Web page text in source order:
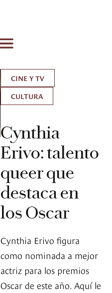
CINE Y TV
CULTURA
Cynthia
Erivo: talento
queer que
destaca en
los Oscar
Cynthia Erivo figura
como nominada a mejor
actriz para los premios
Oscar de este año. Aquí le